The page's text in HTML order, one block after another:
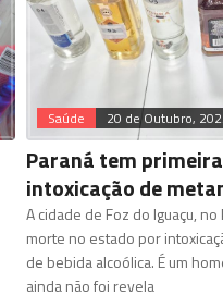
Saúde 20 de Outubro,
Paraná tem
intoxicação de
A cidade de Foz do Iguaçu,
morte no estado por
de bebida alcoólica. É um
ainda não foi revela